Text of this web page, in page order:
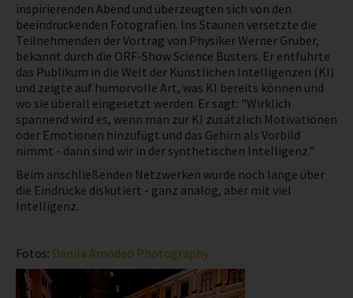
inspirierenden Abend und überzeugten sich von den
beeindruckenden Fotografien. Ins Staunen versetzte die
Teilnehmenden der Vortrag von Physiker Werner Gruber,
bekannt durch die ORF-Show Science Busters. Er entführte
das Publikum in die Welt der Künstlichen Intelligenzen (KI)
und zeigte auf humorvolle Art, was KI bereits können und
wo sie überall eingesetzt werden. Er sagt: "Wirklich
spannend wird es, wenn man zur KI zusätzlich Motivationen
oder Emotionen hinzufügt und das Gehirn als Vorbild
nimmt - dann sind wir in der synthetischen Intelligenz."
Beim anschließenden Netzwerken wurde noch lange über
die Eindrücke diskutiert - ganz analog, aber mit viel
Intelligenz.
Fotos: Danila Amodeo Photography